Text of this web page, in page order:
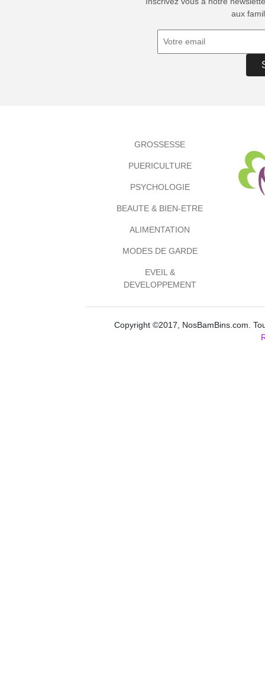
aux
GROSSESSE
PUERICULTURE
PSYCHOLOGIE
BEAUTE & BIEN-ETRE
ALIMENTATION
MODES DE GARDE
EVEIL &
DEVELOPPEMENT
Copyright ©2017, NosBamBins.com.